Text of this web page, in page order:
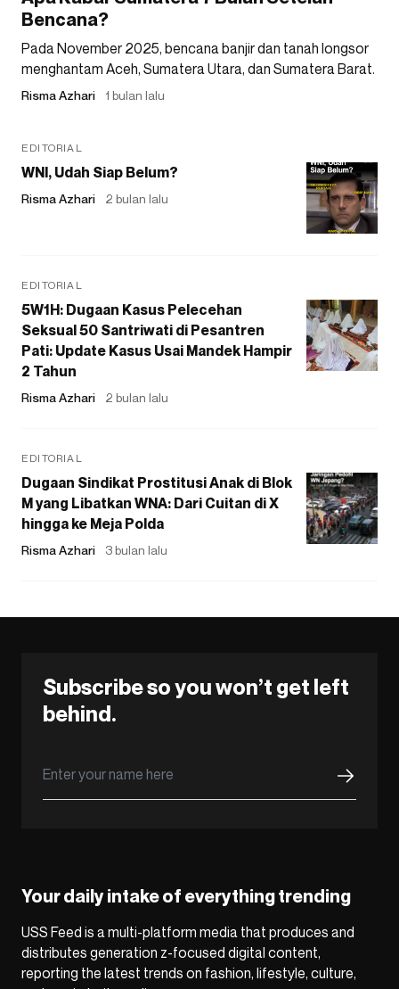
Bencana?
Pada November 2025, bencana banjir dan tanah longsor
menghantam Aceh, Sumatera Utara, dan Sumatera Barat.
Risma Azhari 1 bulan lalu
EDITORIAL
WNI, Udah Siap Belum?
Risma Azhari 2 bulan lalu
EDITORIAL
5W1H: Dugaan Kasus Pelecehan
Seksual 50 Santriwati di Pesantren
Pati: Update Kasus Usai Mandek Hampir
2 Tahun
Risma Azhari 2 bulan lalu
EDITORIAL
Dugaan Sindikat Prostitusi Anak di Blok
M yang Libatkan WNA: Dari Cuitan di X
hingga ke Meja Polda
Risma Azhari 3 bulan lalu
Subscribe so you won’t get left
behind.
Your daily intake of everything trending
USS Feed is a multi-platform media that produces and
distributes generation z-focused digital content,
reporting the latest trends on fashion, lifestyle, culture,